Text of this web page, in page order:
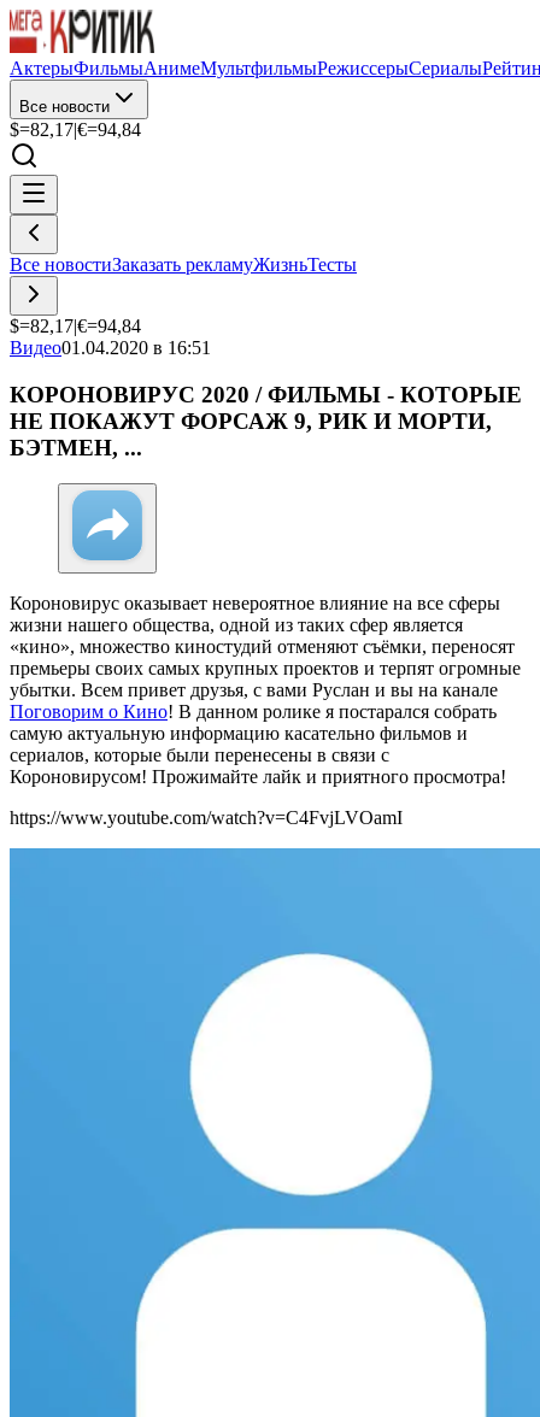
АктерыФильмыАнимеМультфильмыРежиссерыСериалы
Все новости
$=82,17|€=94,84
Все новостиЗаказать рекламуЖизньТесты
$=82,17|€=94,84
Видео01.04.2020 в 16:51
КОРОНОВИРУС 2020 / ФИЛЬМЫ - КОТОРЫЕ
НЕ ПОКАЖУТ ФОРСАЖ 9, РИК И МОРТИ,
БЭТМЕН, ...
Короновирус оказывает невероятное влияние на все сферы
жизни нашего общества, одной из таких сфер является
«кино», множество киностудий отменяют съёмки, переносят
премьеры своих самых крупных проектов и терпят огромные
убытки. Всем привет друзья, с вами Руслан и вы на канале
Поговорим о Кино! В данном ролике я постарался собрать
самую актуальную информацию касательно фильмов и
сериалов, которые были перенесены в связи с
Короновирусом! Прожимайте лайк и приятного просмотра!
https://www.youtube.com/watch?v=C4FvjLVOamI